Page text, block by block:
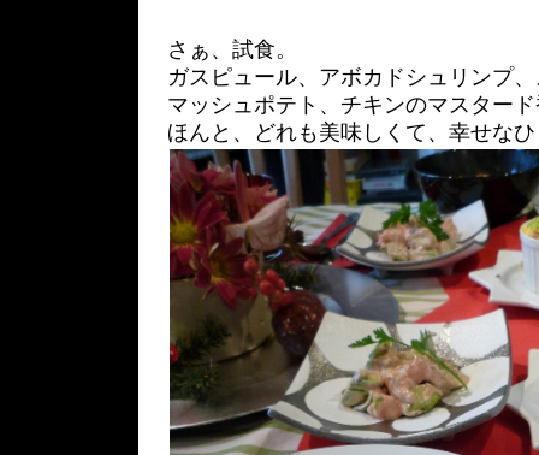
さぁ、試食。
ガスピュール、アボカドシュリンプ
マッシュポテト、チキンのマスター
ほんと、どれも美味しくて、幸せな